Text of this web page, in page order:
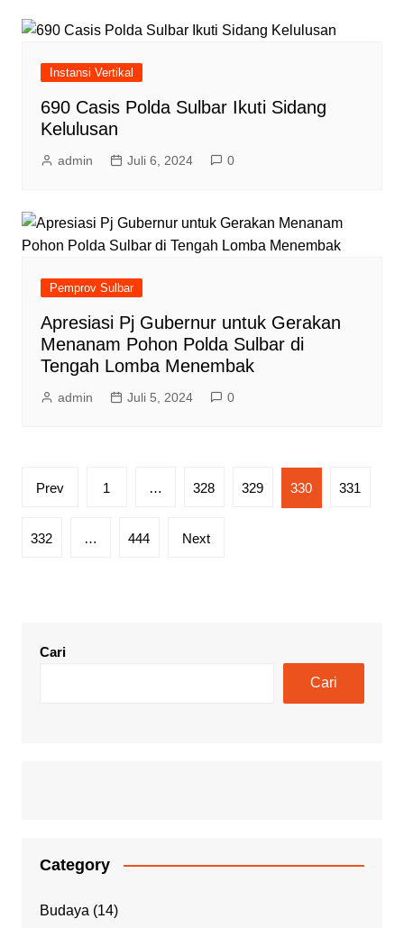
Instansi Vertikal
690 Casis Polda Sulbar Ikuti Sidang
Kelulusan
admin Juli 6, 2024 0
Pemprov Sulbar
Apresiasi Pj Gubernur untuk Gerakan
Menanam Pohon Polda Sulbar di
Tengah Lomba Menembak
admin Juli 5, 2024 0
Paginasi
Prev 1 … 328 329 330 331
332 … 444 Next
Cari
Cari
Category
Budaya (14)